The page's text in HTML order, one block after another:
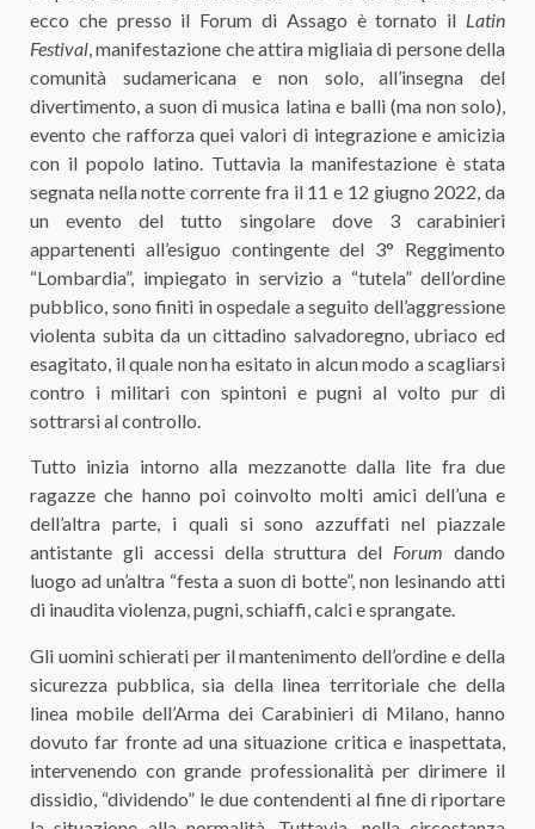
ecco che presso il Forum di Assago è tornato il Latin
Festival, manifestazione che attira migliaia di persone della
comunità sudamericana e non solo, all’insegna del
divertimento, a suon di musica latina e balli (ma non solo),
evento che rafforza quei valori di integrazione e amicizia
con il popolo latino. Tuttavia la manifestazione è stata
segnata nella notte corrente fra il 11 e 12 giugno 2022, da
un evento del tutto singolare dove 3 carabinieri
appartenenti all’esiguo contingente del 3° Reggimento
“Lombardia”, impiegato in servizio a “tutela” dell’ordine
pubblico, sono finiti in ospedale a seguito dell’aggressione
violenta subita da un cittadino salvadoregno, ubriaco ed
esagitato, il quale non ha esitato in alcun modo a scagliarsi
contro i militari con spintoni e pugni al volto pur di
sottrarsi al controllo.
Tutto inizia intorno alla mezzanotte dalla lite fra due
ragazze che hanno poi coinvolto molti amici dell’una e
dell’altra parte, i quali si sono azzuffati nel piazzale
antistante gli accessi della struttura del Forum dando
luogo ad un’altra “festa a suon di botte”, non lesinando atti
di inaudita violenza, pugni, schiaffi, calci e sprangate.
Gli uomini schierati per il mantenimento dell’ordine e della
sicurezza pubblica, sia della linea territoriale che della
linea mobile dell’Arma dei Carabinieri di Milano, hanno
dovuto far fronte ad una situazione critica e inaspettata,
intervenendo con grande professionalità per dirimere il
dissidio, “dividendo” le due contendenti al fine di riportare